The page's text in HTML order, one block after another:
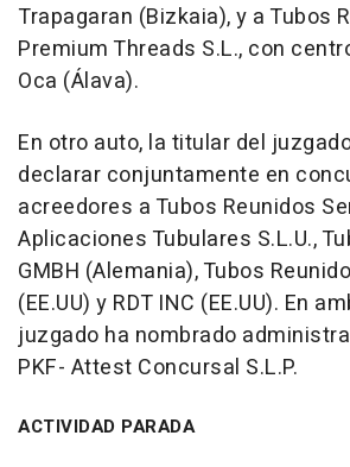
Trapagaran (Bizkaia), y a Tubos
Premium Threads S.L., con
Oca (Álava).
En otro auto, la titular del
declarar conjuntamente en
acreedores a Tubos Reunidos
Aplicaciones Tubulares S.L.U.,
GMBH (Alemania), Tubos
(EE.UU) y RDT INC (EE.UU). En
juzgado ha nombrado
PKF- Attest Concursal S.L.P.
ACTIVIDAD PARADA